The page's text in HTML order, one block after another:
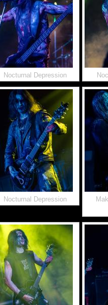
Nocturnal Depression
Nocturnal Depression